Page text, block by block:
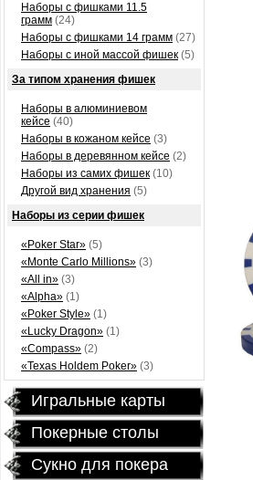
Наборы с фишками 11.5
грамм (24)
Наборы с фишками 14 грамм (27)
Наборы с иной массой фишек (5)
За типом хранения фишек
Наборы в алюминиевом
кейсе (40)
Наборы в кожаном кейсе (3)
Наборы в деревянном кейсе (2)
Наборы из самих фишек (10)
Другой вид хранения (5)
Наборы из серии фишек
«Poker Star» (5)
«Monte Carlo Millions» (3)
«All in» (3)
«Alpha» (1)
«Poker Style» (1)
«Lucky Dragon» (1)
«Compass» (2)
«Texas Holdem Poker» (3)
Игральные карты
Покерные столы
Сукно для покера